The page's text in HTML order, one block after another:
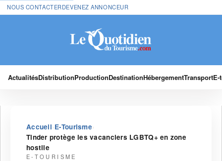
NOUS CONTACTERDEVENEZ ANNONCEUR
ActualitésDistributionProductionDestinationHébergementTransport
Accueil›E-Tourisme›
Tinder protège les vacanciers LGBTQ+ en zone
hostile
E-TOURISME